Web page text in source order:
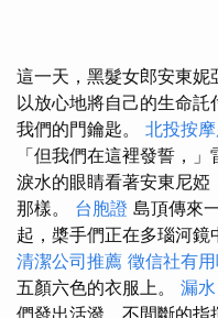
這一天，黑髮女郎安東
以放心地將自己的生命
我們的門鑰匙。 北投按
「但我們在這裡發誓，
淚水的眼睛看著安東尼婭
那樣。 台胞證 島頂傳來
起，槳手們正在多瑙河鏡
清潔公司推薦 徵信社有
五顏六色的衣服上。 漏水
們發出活潑、不間斷的指